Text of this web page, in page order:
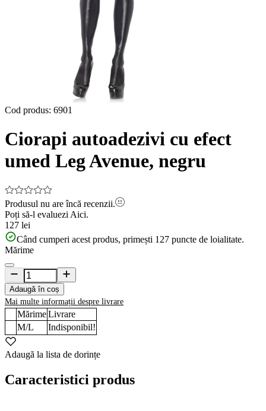
Cod produs: 6901
Ciorapi autoadezivi cu efect
umed Leg Avenue, negru
Produsul nu are încă recenzii.
Poți să-l evaluezi Aici.
127 lei
Când cumperi acest produs, primești 127 puncte de loialitate.
Mărime
Adaugă în coș
Mai multe informații despre livrare
MărimeLivrare
M/L
Indisponibil!
Adaugă la lista de dorințe
Caracteristici produs